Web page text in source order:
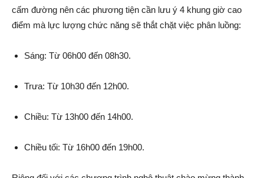
cấm đường nên các phương tiện cần lưu ý 4 khung giờ cao
điểm mà lực lượng chức năng sẽ thắt chặt việc phân luồng:
Sáng: Từ 06h00 đến 08h30.
Trưa: Từ 10h30 đến 12h00.
Chiều: Từ 13h00 đến 14h00.
Chiều tối: Từ 16h00 đến 19h00.